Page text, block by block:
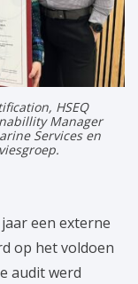
HSEQ
Manager
Services en
een externe
op het voldoen
audit werd